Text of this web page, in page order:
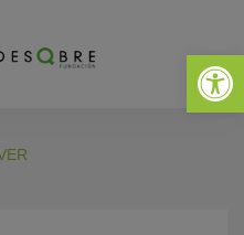
Abrir